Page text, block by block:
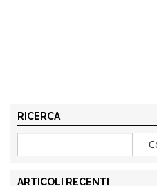
RICERCA
ARTICOLI RECENTI